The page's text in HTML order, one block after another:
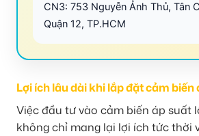
CN3: 753 Nguyễn Ảnh Thủ, Tân
Quận 12, TP.HCM
Lợi ích lâu dài khi lắp đặt cảm biến
Việc đầu tư vào cảm biến áp suất
không chỉ mang lại lợi ích tức thời